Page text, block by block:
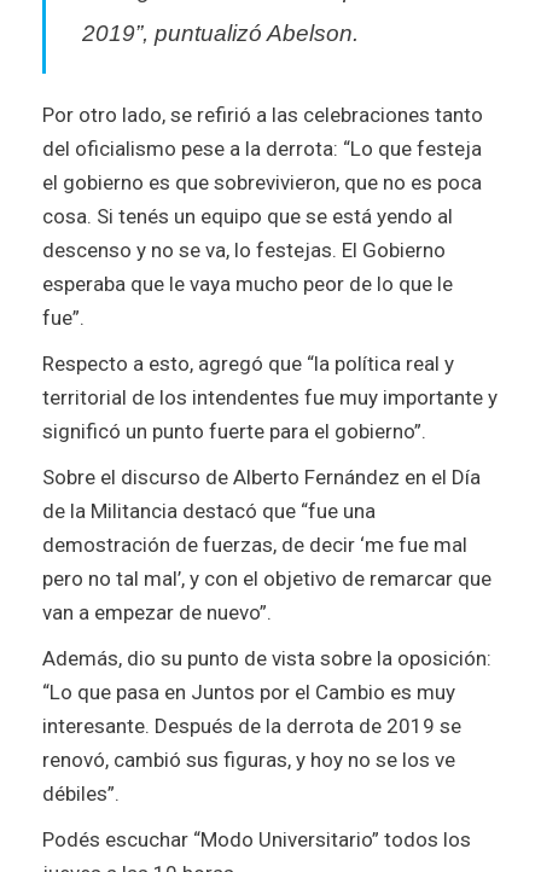
2019”, puntualizó Abelson.
Por otro lado, se refirió a las celebraciones tanto
del oficialismo pese a la derrota: “Lo que festeja
el gobierno es que sobrevivieron, que no es poca
cosa. Si tenés un equipo que se está yendo al
descenso y no se va, lo festejas. El Gobierno
esperaba que le vaya mucho peor de lo que le
fue”.
Respecto a esto, agregó que “la política real y
territorial de los intendentes fue muy importante y
significó un punto fuerte para el gobierno”.
Sobre el discurso de Alberto Fernández en el Día
de la Militancia destacó que “fue una
demostración de fuerzas, de decir ‘me fue mal
pero no tal mal’, y con el objetivo de remarcar que
van a empezar de nuevo”.
Además, dio su punto de vista sobre la oposición:
“Lo que pasa en Juntos por el Cambio es muy
interesante. Después de la derrota de 2019 se
renovó, cambió sus figuras, y hoy no se los ve
débiles”.
Podés escuchar “Modo Universitario” todos los